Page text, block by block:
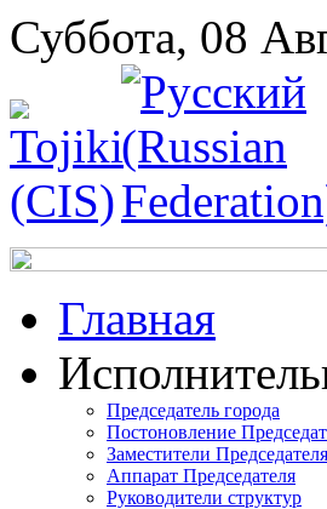
Суббота, 08
Главная
Председатель города
Постоновление
Заместители Председателя
Аппарат Председателя
Руководители структур